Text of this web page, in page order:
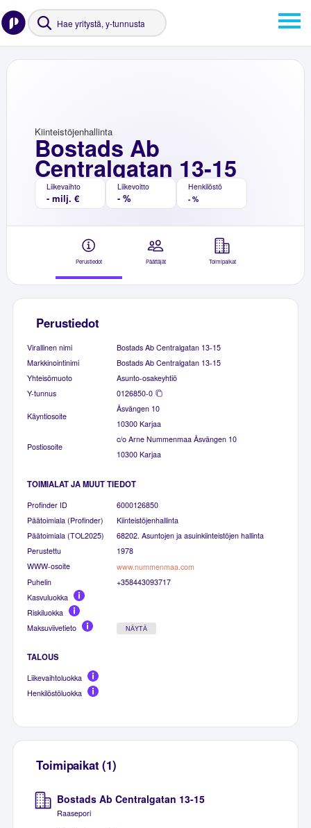
Bostads Ab
Centralgatan 13-15
Kiinteistöjenhallinta
Liikevaihto
- milj. €
Liikevoitto
- %
Henkilöstö
- %
Perustiedot Päättäjät Toimipaikat
Perustiedot
Virallinen nimi
Bostads Ab Centralgatan 13-15
Markkinointinimi
Bostads Ab Centralgatan 13-15
Yhteisömuoto
Asunto-osakeyhtiö
Y-tunnus
0126850-0
Käyntiosoite
Åsvängen 10
10300 Karjaa
Postiosoite
c/o Arne Nummenmaa Åsvängen 10
10300 Karjaa
TOIMIALAT JA MUUT TIEDOT
Profinder ID
6000126850
Päätoimiala (Profinder)
Kiinteistöjenhallinta
Päätoimiala (TOL2025)
68202. Asuntojen ja asuinkiinteistöjen hallinta
Perustettu
1978
WWW-osoite
www.nummenmaa.com
Puhelin
+358443093717
Kasvuluokka
Riskiluokka
Maksuviivetieto
NÄYTÄ
TALOUS
Liikevaihtoluokka
Henkilöstöluokka
Toimipaikat (1)
Bostads Ab Centralgatan 13-15
Raasepori